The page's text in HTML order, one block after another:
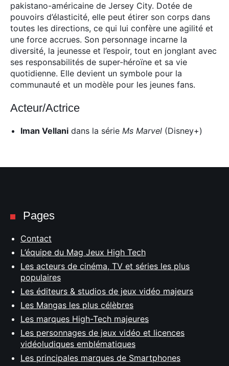
pakistano-américaine de Jersey City. Dotée de
pouvoirs d’élasticité, elle peut étirer son corps dans
toutes les directions, ce qui lui confère une agilité et
une force accrues. Son personnage incarne la
diversité, la jeunesse et l’espoir, tout en jonglant avec
ses responsabilités de super-héroïne et sa vie
quotidienne. Elle devient un symbole pour la
communauté et un modèle pour les jeunes fans.
Acteur/Actrice
Iman Vellani dans la série Ms Marvel (Disney+)
Pages
Contact
L’équipe du Mag Jeux High Tech
Les acteurs de cinéma, TV et séries les plus
populaires
Les éditeurs & studios de jeux vidéo majeurs
Les Mangas les plus célèbres
Les marques High-Tech majeures
Les personnages de jeux vidéo et licences
vidéoludiques emblématiques
Les principales marques de Smartphones